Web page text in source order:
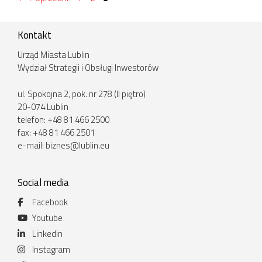
Kontakt
Urząd Miasta Lublin
Wydział Strategii i Obsługi Inwestorów
ul. Spokojna 2, pok. nr 278 (II piętro)
20-074 Lublin
telefon: +48 81 466 2500
fax: +48 81 466 2501
e-mail: biznes@lublin.eu
Social media
Facebook
Youtube
Linkedin
Instagram